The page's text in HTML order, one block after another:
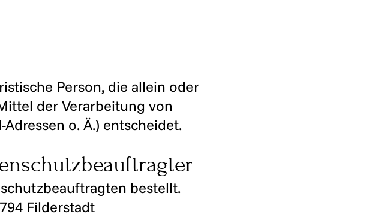
Person, die allein oder
der Verarbeitung von
o. Ä.) entscheidet.
bestellt.
Filderstadt